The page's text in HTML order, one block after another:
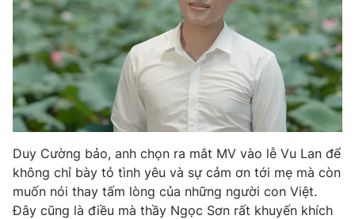
® Cấm sao chép dưới mọi hình thức nếu không có sự chấp
thuận bằng văn bản. Ghi rõ nguồn VTV.vn khi phát hành lại
thông tin từ website này.
Duy Cường bảo, anh chọn ra mắt MV vào lễ Vu Lan để
không chỉ bày tỏ tình yêu và sự cảm ơn tới mẹ mà còn
muốn nói thay tấm lòng của những người con Việt.
Đây cũng là điều mà thầy Ngọc Sơn rất khuyến khích